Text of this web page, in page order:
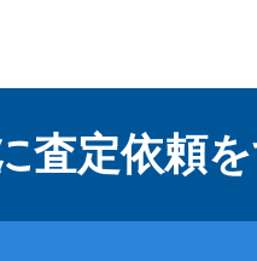
査定依頼